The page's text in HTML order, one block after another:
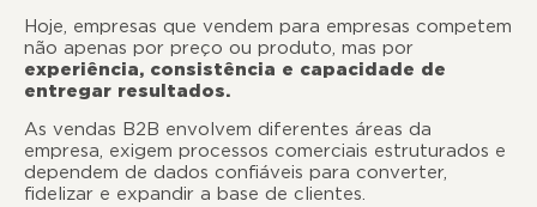
Hoje, empresas que vendem para empresas competem
não apenas por preço ou produto, mas por
experiência, consistência e capacidade de
entregar resultados.
As vendas B2B envolvem diferentes áreas da
empresa, exigem processos comerciais estruturados e
dependem de dados confiáveis para converter,
fidelizar e expandir a base de clientes.